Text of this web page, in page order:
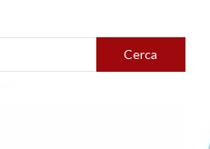
Cerca